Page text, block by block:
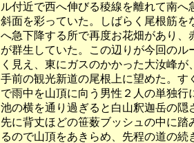
ル付近で西へ伸びる稜線を離れて南
斜面を彩っていた。しばらく尾根筋
へ急下降する所で再度お花畑があり
が群生していた。この辺りが今回の
く見え、東にガスのかかった大汝峰
手前の観光新道の尾根上に望めた。
で雨中を山頂に向う男性２人の単独
池の横を通り過ぎると白山釈迦岳の
先に背丈ほどの笹薮ブッシュの中に
るので山頂をあきらめ、先程の道の